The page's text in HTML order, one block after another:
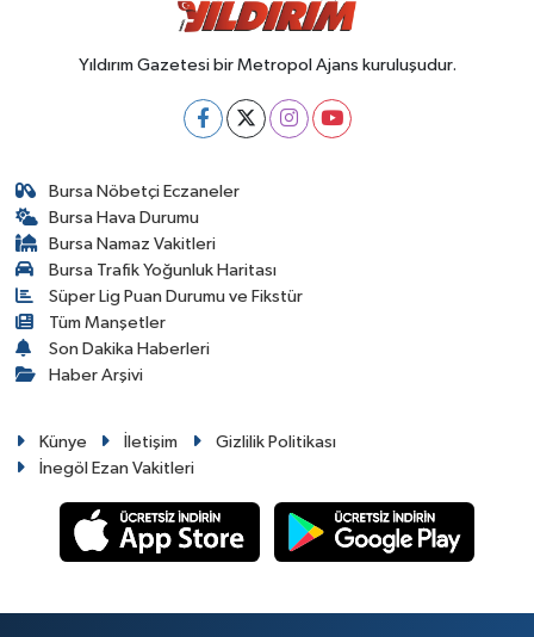
Yıldırım Gazetesi bir Metropol Ajans kuruluşudur.
Bursa Nöbetçi Eczaneler
Bursa Hava Durumu
Bursa Namaz Vakitleri
Bursa Trafik Yoğunluk Haritası
Süper Lig Puan Durumu ve Fikstür
Tüm Manşetler
Son Dakika Haberleri
Haber Arşivi
Künye İletişim
Gizlilik Politikası
İnegöl Ezan Vakitleri